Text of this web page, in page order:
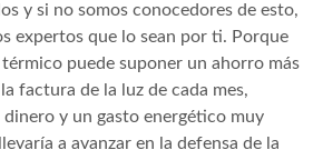
y si no somos conocedores de esto,
expertos que lo sean por ti. Porque
puede suponer un ahorro más
factura de la luz de cada mes,
y un gasto energético muy
a avanzar en la defensa de la